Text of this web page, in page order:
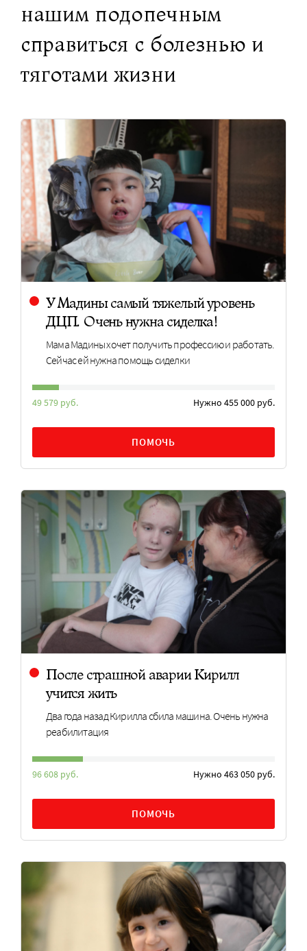
нашим подопечным
справиться с болезнью и
тяготами жизни
У Мадины самый тяжелый уровень
ДЦП. Очень нужна сиделка!
Мама Мадины хочет получить профессию и работать.
Сейчас ей нужна помощь сиделки
49 579 руб. Нужно 455 000 руб.
ПОМОЧЬ
После страшной аварии Кирилл
учится жить
Два года назад Кирилла сбила машина. Очень нужна
реабилитация
96 608 руб. Нужно 463 050 руб.
ПОМОЧЬ